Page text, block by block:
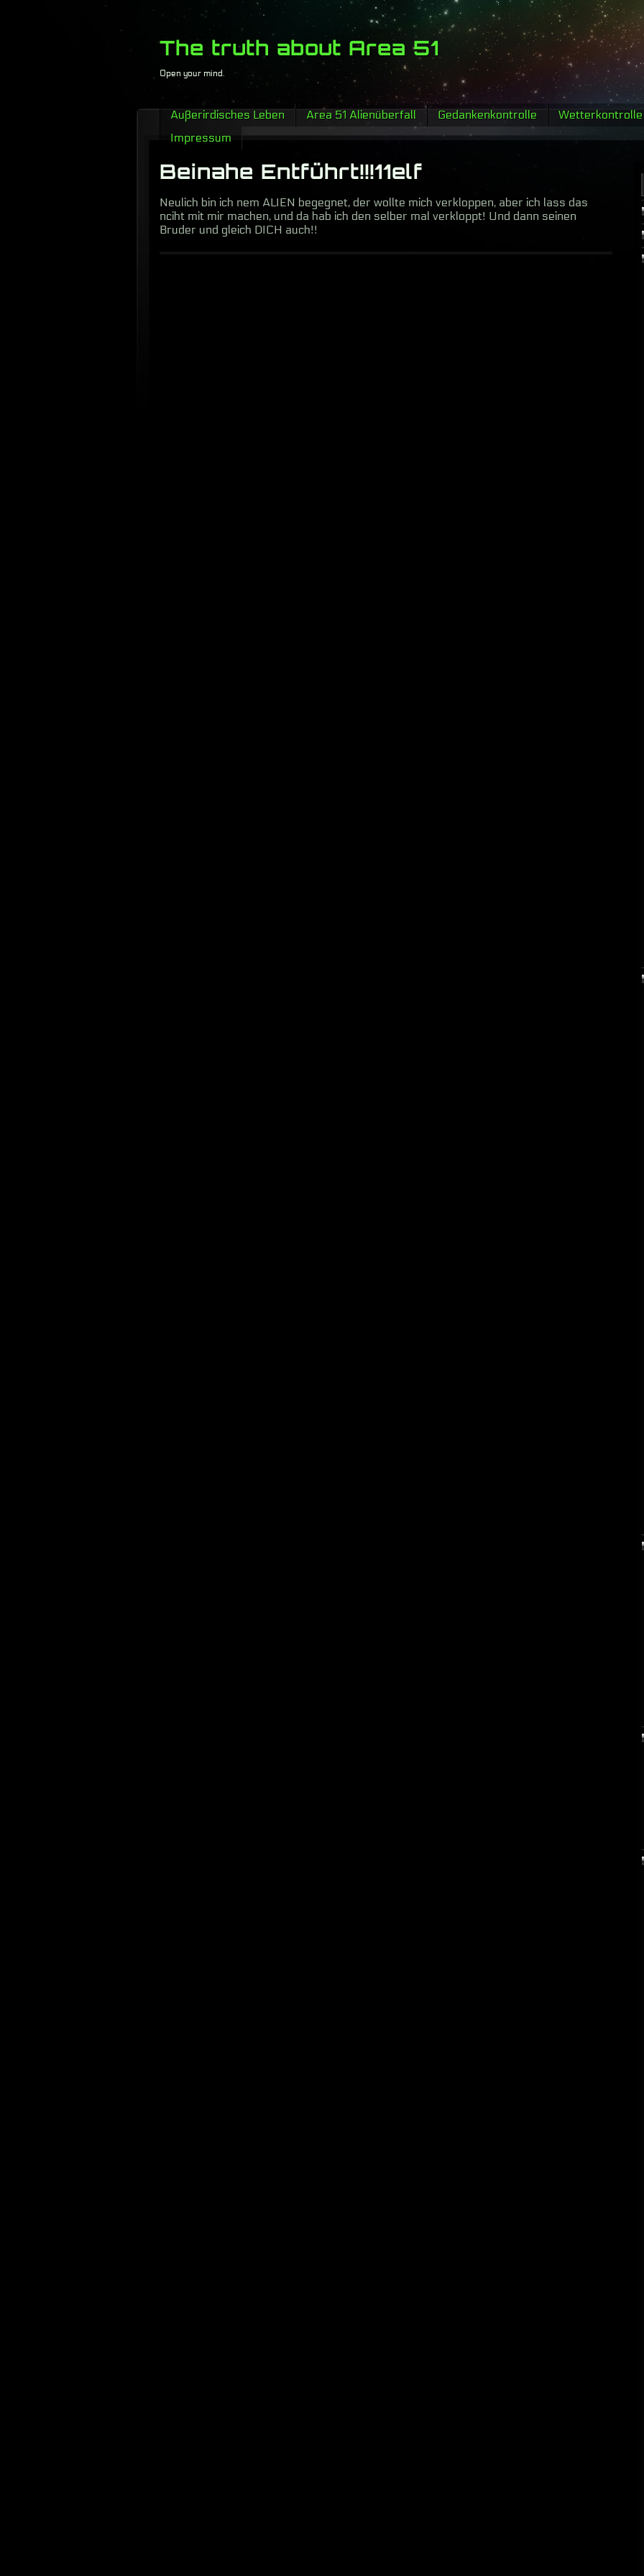
The truth about Area 51
Open your mind.
Außerirdisches Leben Area 51 Alienüberfall Gedankenkontrolle Wetterkontrolle
Impressum
Beinahe Entführt!!!11elf
Neulich bin ich nem ALIEN begegnet, der wollte mich verkloppen, aber ich lass das
nciht mit mir machen, und da hab ich den selber mal verkloppt! Und dann seinen
Bruder und gleich DICH auch!!